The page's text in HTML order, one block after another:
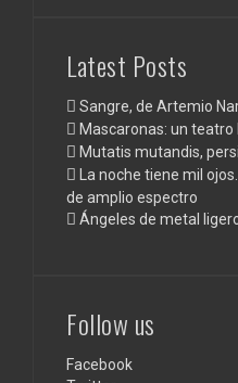
Latest Posts
Sangre, de Artemio
Mascaronas: un
Mutatis mutandis,
La noche tiene mil
de amplio espectro
Ángeles de metal
Follow us
Facebook